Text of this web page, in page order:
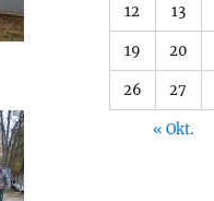
12 13
19 20
26 27
« Okt.